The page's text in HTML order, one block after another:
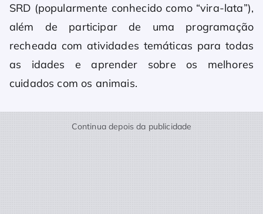
SRD (popularmente conhecido como “vira-lata”),
além de participar de uma programação
recheada com atividades temáticas para todas
as idades e aprender sobre os melhores
cuidados com os animais.
Continua depois da publicidade